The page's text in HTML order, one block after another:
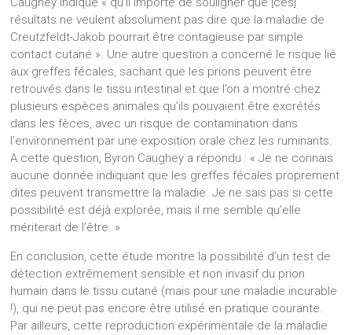
résultats ne veulent absolument pas dire que la maladie de
Creutzfeldt-Jakob pourrait être contagieuse par simple
contact cutané ». Une autre question a concerné le risque lié
aux greffes fécales, sachant que les prions peuvent être
retrouvés dans le tissu intestinal et que l’on a montré chez
plusieurs espèces animales qu’ils pouvaient être excrétés
dans les fèces, avec un risque de contamination dans
l’environnement par une exposition orale chez les ruminants.
A cette question, Byron Caughey a répondu : « Je ne connais
aucune donnée indiquant que les greffes fécales proprement
dites peuvent transmettre la maladie. Je ne sais pas si cette
possibilité est déjà explorée, mais il me semble qu’elle
mériterait de l’être. »
En conclusion, cette étude montre la possibilité d’un test de
détection extrêmement sensible et non invasif du prion
humain dans le tissu cutané (mais pour une maladie incurable
!), qui ne peut pas encore être utilisé en pratique courante.
Par ailleurs, cette reproduction expérimentale de la maladie